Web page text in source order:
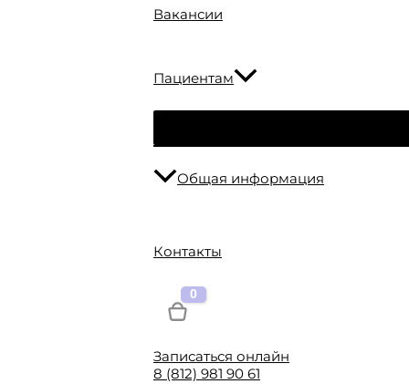
Вакансии
Пациентам
Общая информация
Контакты
Записаться онлайн
8 (812) 981 90 61